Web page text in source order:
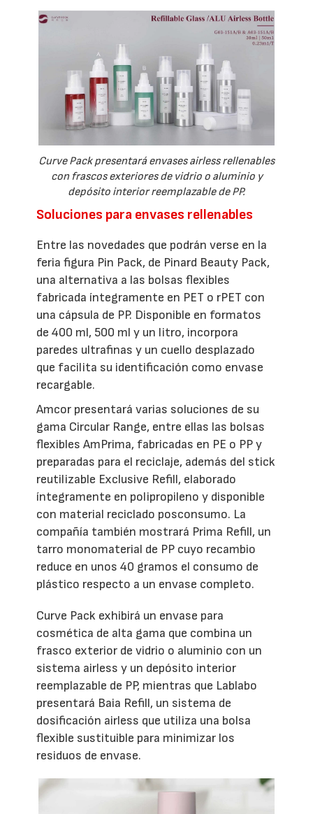
Curve Pack presentará envases airless rellenables
con frascos exteriores de vidrio o aluminio y
depósito interior reemplazable de PP.
Soluciones para envases rellenables
Entre las novedades que podrán verse en la
feria figura Pin Pack, de Pinard Beauty Pack,
una alternativa a las bolsas flexibles
fabricada íntegramente en PET o rPET con
una cápsula de PP. Disponible en formatos
de 400 ml, 500 ml y un litro, incorpora
paredes ultrafinas y un cuello desplazado
que facilita su identificación como envase
recargable.
Amcor presentará varias soluciones de su
gama Circular Range, entre ellas las bolsas
flexibles AmPrima, fabricadas en PE o PP y
preparadas para el reciclaje, además del stick
reutilizable Exclusive Refill, elaborado
íntegramente en polipropileno y disponible
con material reciclado posconsumo. La
compañía también mostrará Prima Refill, un
tarro monomaterial de PP cuyo recambio
reduce en unos 40 gramos el consumo de
plástico respecto a un envase completo.
Curve Pack exhibirá un envase para
cosmética de alta gama que combina un
frasco exterior de vidrio o aluminio con un
sistema airless y un depósito interior
reemplazable de PP, mientras que Lablabo
presentará Baia Refill, un sistema de
dosificación airless que utiliza una bolsa
flexible sustituible para minimizar los
residuos de envase.